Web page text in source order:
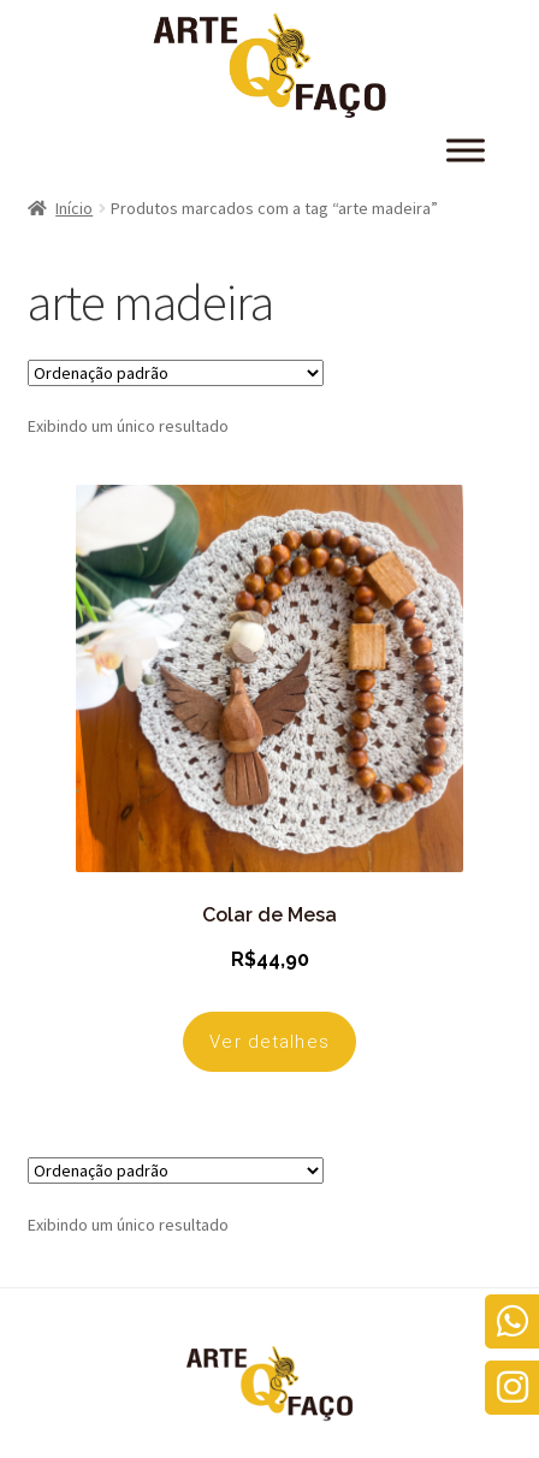
Início Produtos marcados com a tag “arte madeira”
arte madeira
Exibindo um único resultado
Colar de Mesa
R$44,90
Ver detalhes
Exibindo um único resultado